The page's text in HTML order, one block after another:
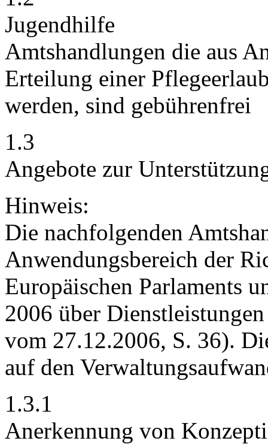
Jugendhilfe
Amtshandlungen die aus
Erteilung einer
werden, sind gebührenfrei
1.3
Angebote zur
Hinweis:
Die nachfolgenden
Anwendungsbereich der
Europäischen Parlaments
2006 über
vom 27.12.2006, S. 36).
auf den
1.3.1
Anerkennung von